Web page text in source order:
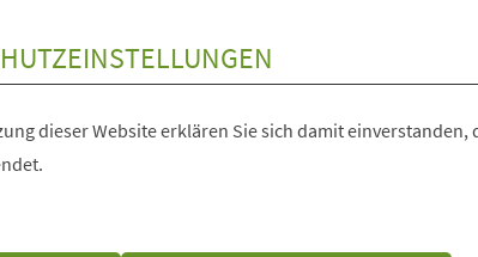
dieser Website erklären Sie sich damit einverstanden,